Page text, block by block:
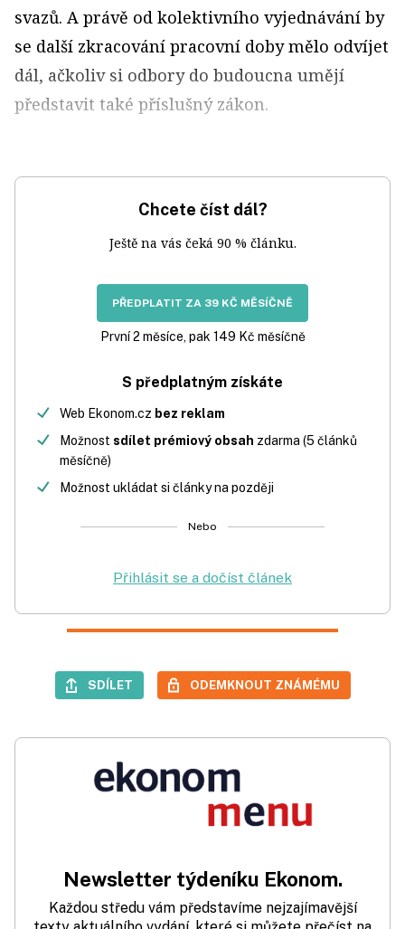
svazů. A právě od kolektivního vyjednávání by
se další zkracování pracovní doby mělo odvíjet
dál, ačkoliv si odbory do budoucna umějí
představit také příslušný zákon.
Chcete číst dál?
Ještě na vás čeká 90 % článku.
PŘEDPLATIT ZA 39 KČ MĚSÍČNĚ
První 2 měsíce, pak 149 Kč měsíčně
S předplatným získáte
Web Ekonom.cz bez reklam
Možnost sdílet prémiový obsah zdarma (5 článků
měsíčně)
Možnost ukládat si články na později
Nebo
Přihlásit se a dočíst článek
SDÍLET ODEMKNOUT ZNÁMÉMU
Newsletter týdeníku Ekonom.
Každou středu vám představíme nejzajímavější